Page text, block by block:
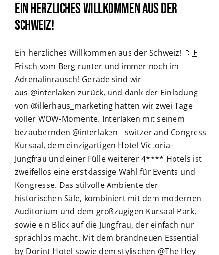
Ein herzliches Willkommen aus der
Schweiz!
Ein herzliches Willkommen aus der Schweiz! 🇨🇭
Frisch vom Berg runter und immer noch im
Adrenalinrausch! Gerade sind wir
aus @interlaken zurück, und dank der Einladung
von @illerhaus_marketing hatten wir zwei Tage
voller WOW-Momente. Interlaken mit seinem
bezaubernden @interlaken__switzerland Congress
Kursaal, dem einzigartigen Hotel Victoria-
Jungfrau und einer Fülle weiterer 4**** Hotels ist
zweifellos eine erstklassige Wahl für Events und
Kongresse. Das stilvolle Ambiente der
historischen Säle, kombiniert mit dem modernen
Auditorium und dem großzügigen Kursaal-Park,
sowie ein Blick auf die Jungfrau, der einfach nur
sprachlos macht. Mit dem brandneuen Essential
by Dorint Hotel sowie dem stylischen @The Hey